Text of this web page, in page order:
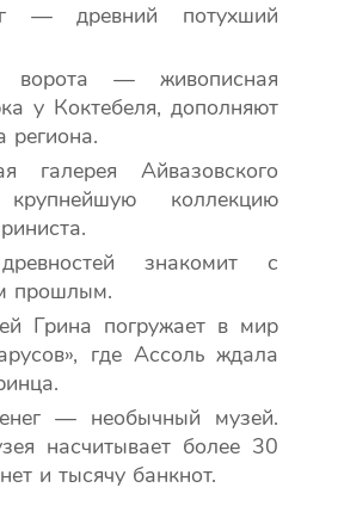
— древний потухший
ворота — живописная
у Коктебеля, дополняют
региона.
галерея Айвазовского
коллекцию
знакомит с
прошлым.
Грина погружает в мир
где Ассоль ждала
— необычный музей.
насчитывает более 30
и тысячу банкнот.